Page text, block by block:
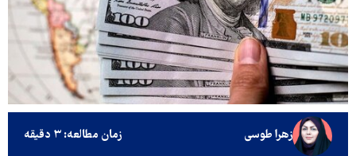
زهرا طوسی زمان مطالعه: ۳ دقیقه